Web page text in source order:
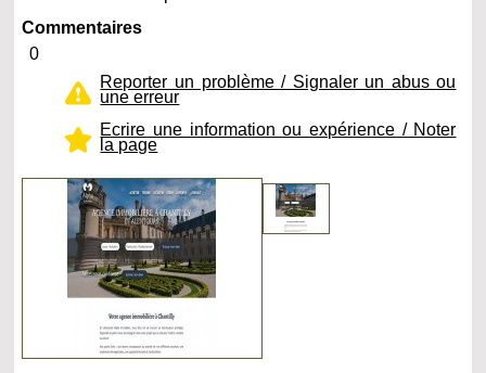
Commentaires
0
Reporter un problème / Signaler un abus ou
une erreur
Ecrire une information ou expérience / Noter
la page